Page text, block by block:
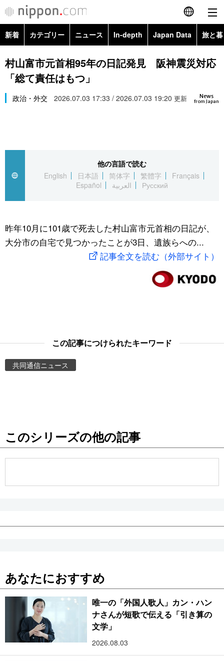
English
简体字
Русский
カテゴリー
経済・ビジネス
国際
文化
トップ
アーカイブ
In-depth
Japan Data
動画/Live
お知らせ
新着 カテゴリー ニュース In-depth Japan Data 旅と
政治・外交
経済・ビジネス
スポーツ・東京2020
Topics
村山富市元首相95年の日記発見 阪神震災対応
「総て責任はもつ」
News
from Japan
政治・外交 2026.07.03 17:33 / 2026.07.03 19:20 更新
他の言語で読む
English
日本語 简体字 繁體字
Français
Español
العربية Русский
昨年10月に101歳で死去した村山富市元首相の日記が、
大分市の自宅で見つかったことが3日、遺族らへの...
記事全文を読む（外部サイト）
この記事につけられたキーワード
共同通信ニュース
このシリーズの他の記事
あなたにおすすめ
唯一の「外国人歌人」カン・ハン
ナさんが短歌で伝える「引き算の
文学」
2026.08.03